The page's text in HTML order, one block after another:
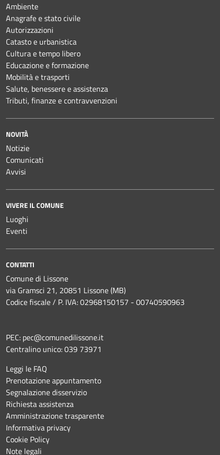
Ambiente
Anagrafe e stato civile
Autorizzazioni
Catasto e urbanistica
Cultura e tempo libero
Educazione e formazione
Mobilità e trasporti
Salute, benessere e assistenza
Tributi, finanze e contravvenzioni
NOVITÀ
Notizie
Comunicati
Avvisi
VIVERE IL COMUNE
Luoghi
Eventi
CONTATTI
Comune di Lissone
via Gramsci 21, 20851 Lissone (MB)
Codice fiscale / P. IVA: 02968150157 - 00740590963
PEC: pec@comunedilissone.it
Centralino unico:039 73971
Leggi le FAQ
Prenotazione appuntamento
Segnalazione disservizio
Richiesta assistenza
Amministrazione trasparente
Informativa privacy
Cookie Policy
Note legali